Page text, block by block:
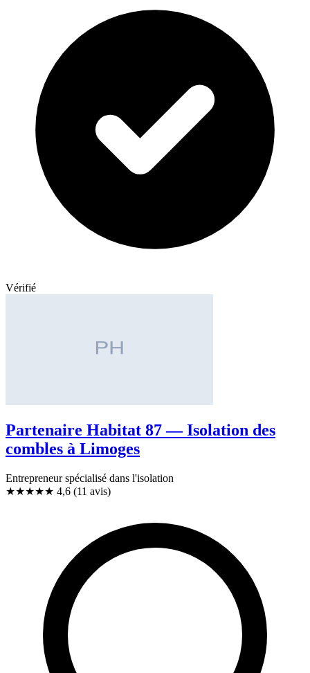
Vérifié
Partenaire Habitat 87 — Isolation des
combles à Limoges
Entrepreneur spécialisé dans l'isolation
★★★★★ 4,6 (11 avis)